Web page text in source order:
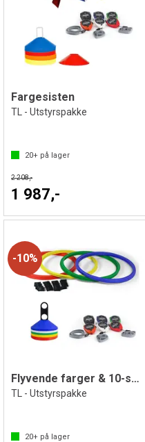
Fargesisten
TL - Utstyrspakke
20+ på lager
2 208,-
1 987,-
10%
Flyvende farger & 10-sekundersisten
TL - Utstyrspakke
20+ på lager